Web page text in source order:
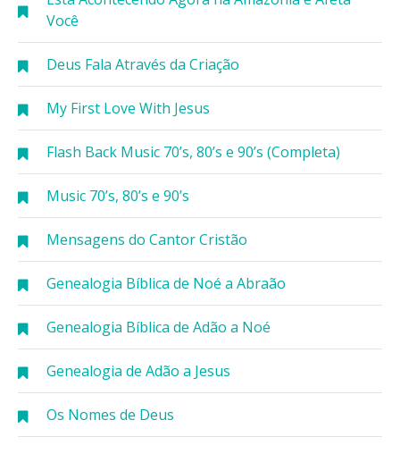
Você
Deus Fala Através da Criação
My First Love With Jesus
Flash Back Music 70’s, 80’s e 90’s (Completa)
Music 70’s, 80’s e 90’s
Mensagens do Cantor Cristão
Genealogia Bíblica de Noé a Abraão
Genealogia Bíblica de Adão a Noé
Genealogia de Adão a Jesus
Os Nomes de Deus